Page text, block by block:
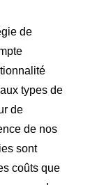
de
types de
de
de nos
sont
coûts que